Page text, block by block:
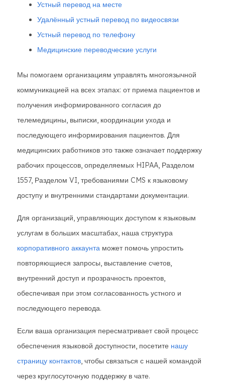
Устный перевод на месте
Удалённый устный перевод по видеосвязи
Устный перевод по телефону
Медицинские переводческие услуги
Мы помогаем организациям управлять многоязычной
коммуникацией на всех этапах: от приема пациентов и
получения информированного согласия до
телемедицины, выписки, координации ухода и
последующего информирования пациентов. Для
медицинских работников это также означает поддержку
рабочих процессов, определяемых HIPAA, Разделом
1557, Разделом VI, требованиями CMS к языковому
доступу и внутренними стандартами документации.
Для организаций, управляющих доступом к языковым
услугам в больших масштабах, наша структура
корпоративного аккаунта может помочь упростить
повторяющиеся запросы, выставление счетов,
внутренний доступ и прозрачность проектов,
обеспечивая при этом согласованность устного и
последующего перевода.
Если ваша организация пересматривает свой процесс
обеспечения языковой доступности, посетите нашу
страницу контактов, чтобы связаться с нашей командой
через круглосуточную поддержку в чате.